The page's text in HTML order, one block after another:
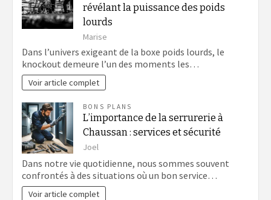
révélant la puissance des poids
lourds
Marise
Dans l’univers exigeant de la boxe poids lourds, le
knockout demeure l’un des moments les…
Voir article complet
BONS PLANS
L’importance de la serrurerie à
Chaussan : services et sécurité
Joel
Dans notre vie quotidienne, nous sommes souvent
confrontés à des situations où un bon service…
Voir article complet